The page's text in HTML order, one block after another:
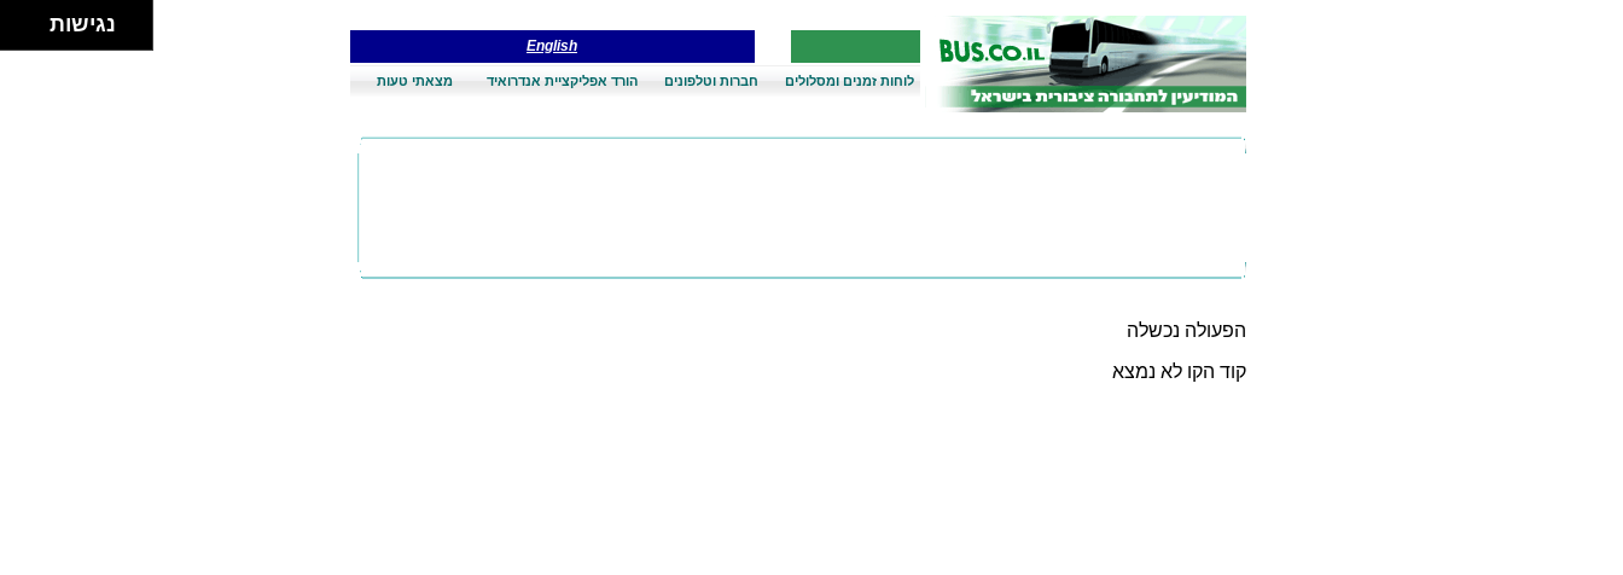
English
לוחות זמנים ומסלולים חברות וטלפונים הורד אפליקציית אנדרואיד מצאתי טעות
הפעולה נכשלה
קוד הקו לא נמצא
נגישות